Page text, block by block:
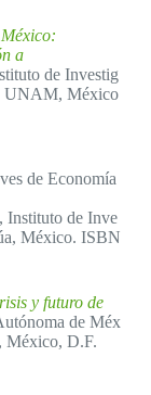
México:
a
de Investig
UNAM, México
de Economía
Instituto de Inve
México. ISBN
y futuro de
de Méx
México, D.F.